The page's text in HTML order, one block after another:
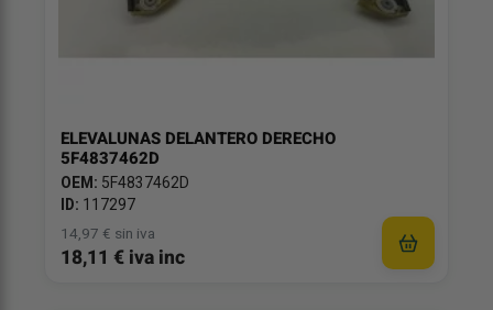
ELEVALUNAS DELANTERO DERECHO
5F4837462D
OEM: 5F4837462D
ID: 117297
14,97 € sin iva
18,11 € iva inc